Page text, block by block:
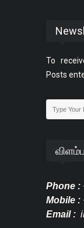
To
Posts
Phone :
Mobile :
Email :